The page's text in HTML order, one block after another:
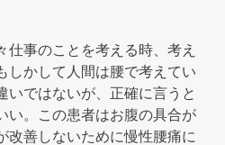
仕事のことを考える時、考え
しかして人間は腰で考えてい
いではないが、正確に言うと
い。この患者はお腹の具合が
改善しないために慢性腰痛に